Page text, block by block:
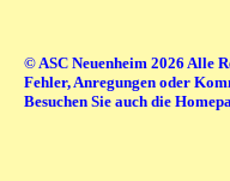
© ASC Neuenheim 2026 Alle
Fehler, Anregungen oder
Besuchen Sie auch die